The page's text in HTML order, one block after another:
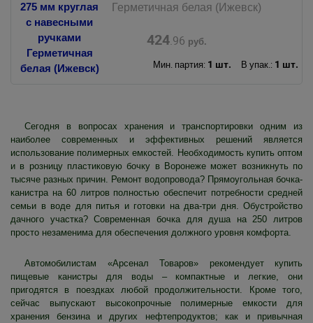
Герметичная белая (Ижевск)
424.96 руб.
Мин. партия: 1 шт. В упак.: 1 шт.
Сегодня в вопросах хранения и транспортировки одним из
наиболее современных и эффективных решений является
использование полимерных емкостей. Необходимость купить оптом
и в розницу пластиковую бочку в Воронеже может возникнуть по
тысяче разных причин. Ремонт водопровода? Прямоугольная бочка-
канистра на 60 литров полностью обеспечит потребности средней
семьи в воде для питья и готовки на два-три дня. Обустройство
дачного участка? Современная бочка для душа на 250 литров
просто незаменима для обеспечения должного уровня комфорта.
Автомобилистам «Арсенал Товаров» рекомендует купить
пищевые канистры для воды – компактные и легкие, они
пригодятся в поездках любой продолжительности. Кроме того,
сейчас выпускают высокопрочные полимерные емкости для
хранения бензина и других нефтепродуктов; как и привычная